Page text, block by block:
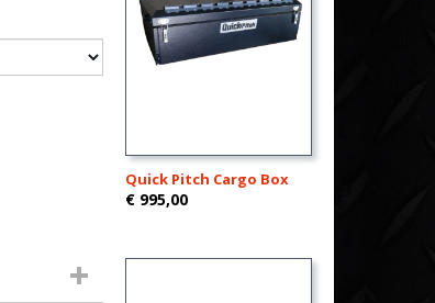
Quick Pitch Cargo Box
€ 995,00